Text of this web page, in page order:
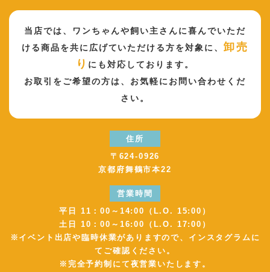
当店では、ワンちゃんや飼い主さんに喜んでいただ
ける商品を共に広げていただける方を対象に、卸売
り にも対応しております。
お取引をご希望の方は、 お気軽にお問い合わせくだ
さい。
住所
〒624-0926
京都府舞鶴市本22
営業時間
平日 11：00～14:00（L.O. 15:00）
土日 10：00～16:00（L.O. 17:00）
※イベント出店や臨時休業がありますので、インスタグラムに
てご確認ください。
※完全予約制にて夜営業いたします。